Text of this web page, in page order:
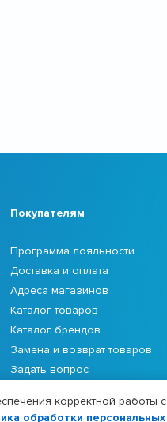
Покупателям
Программа лояльности
Доставка и оплата
Адреса магазинов
Каталог товаров
Каталог брендов
Замена и возврат товаров
Задать вопрос
корректной работы
обработки